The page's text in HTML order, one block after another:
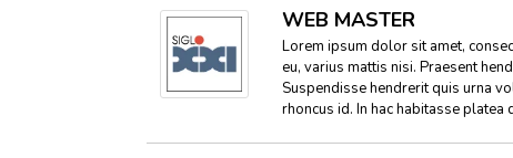
WEB MASTER
Lorem ipsum dolor sit amet,
eu, varius mattis nisi. Praesent
Suspendisse hendrerit quis urna
rhoncus id. In hac habitasse